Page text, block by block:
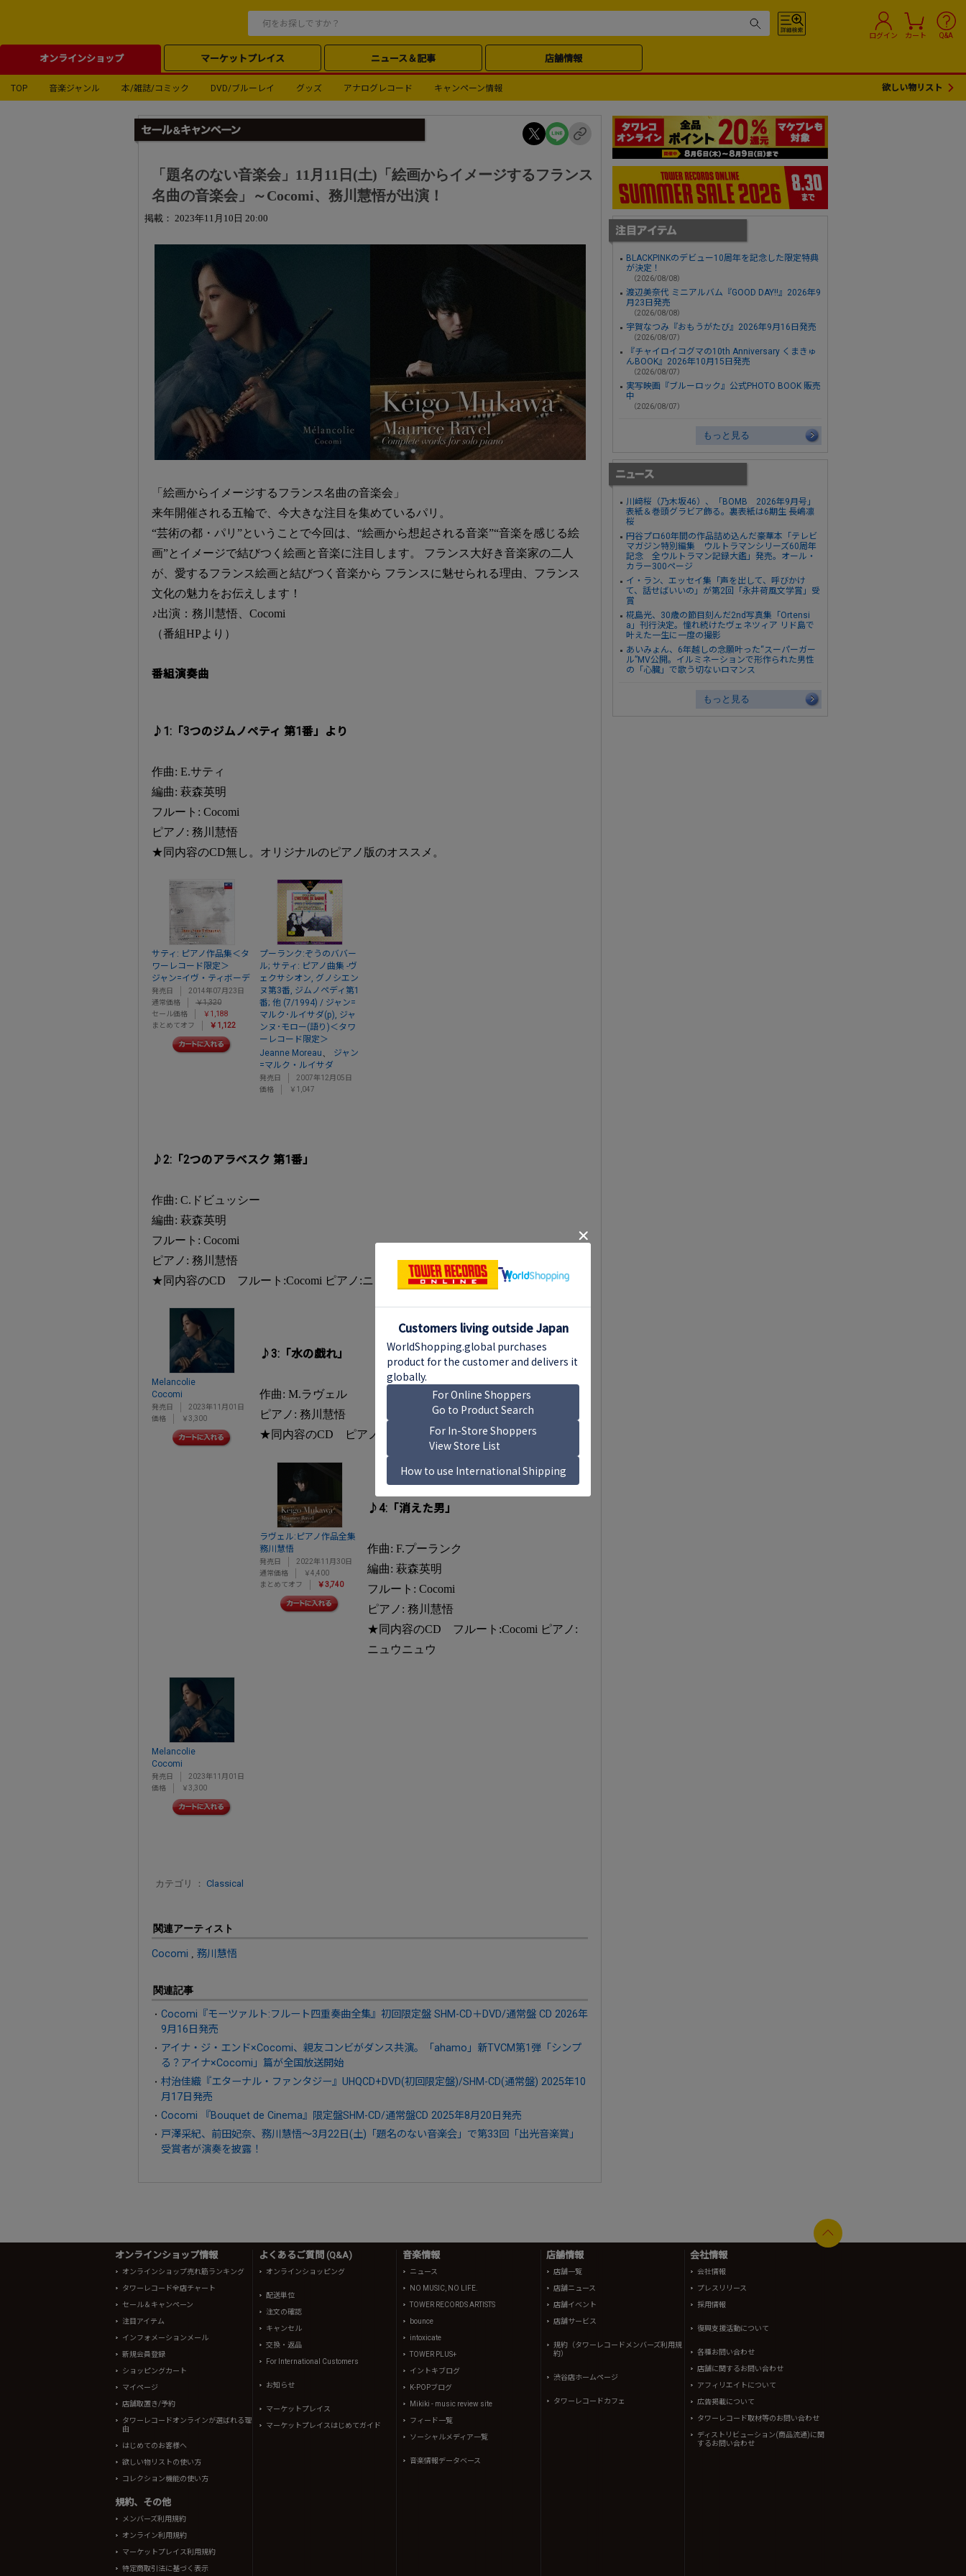
ログイン カート Q&A
オンラインショップ マーケットプレイス ニュース＆記事 店舗情報
TOP 音楽ジャンル 本/雑誌/コミック DVD/ブルーレイ グッズ アナログレコード キャンペーン情報 欲しい物リスト
「題名のない音楽会」11月11日(土)「絵画からイメージするフランス
名曲の音楽会」～Cocomi、務川慧悟が出演！
掲載： 2023年11月10日 20:00
「絵画からイメージするフランス名曲の音楽会」
来年開催される五輪で、今大きな注目を集めているパリ。
“芸術の都・パリ”ということで今回は、“絵画から想起される音楽”“音楽を感じる絵
画”とイメージで結びつく絵画と音楽に注目します。 フランス大好き音楽家の二人
が、愛するフランス絵画と結びつく音楽から フランスに魅せられる理由、フランス
文化の魅力をお伝えします！
♪出演：務川慧悟、Cocomi
（番組HPより）
番組演奏曲
♪1:「3つのジムノペティ 第1番」より
作曲: E.サティ
編曲: 萩森英明
フルート: Cocomi
ピアノ: 務川慧悟
★同内容のCD無し。オリジナルのピアノ版のオススメ。
サティ: ピアノ作品集＜タ
ワーレコード限定＞
ジャン=イヴ・ティボーデ
発売日
2014年07月23日
通常価格
￥1,320
セール価格
￥1,188
まとめてオフ
￥1,122
プーランク:ぞうのババー
ル; サティ: ピアノ曲集 -ヴ
ェクサシオン, グノシエン
ヌ第3番, ジムノペディ第1
番; 他 (7/1994) / ジャン=
マルク･ルイサダ(p), ジャ
ンヌ･モロー(語り)＜タワ
ーレコード限定＞
Jeanne Moreau、
ジャン
=マルク・ルイサダ
発売日
2007年12月05日
価格
￥1,047
♪2:「2つのアラベスク 第1番」
作曲: C.ドビュッシー
編曲: 萩森英明
フルート: Cocomi
ピアノ: 務川慧悟
★同内容のCD フルート:Cocomi ピアノ:ニュウニュウ
Melancolie
Cocomi
発売日
2023年11月01日
価格
￥3,300
♪3:「水の戯れ」
作曲: M.ラヴェル
ピアノ: 務川慧悟
★同内容のCD ピアノ:務川慧悟
ラヴェル:ピアノ作品全集
務川慧悟
発売日
2022年11月30日
通常価格
￥4,400
まとめてオフ
￥3,740
♪4:「消えた男」
作曲: F.プーランク
編曲: 萩森英明
フルート: Cocomi
ピアノ: 務川慧悟
★同内容のCD フルート:Cocomi ピアノ:
ニュウニュウ
Melancolie
Cocomi
発売日
2023年11月01日
価格
￥3,300
カテゴリ ： Classical
関連アーティスト
Cocomi 務川慧悟
関連記事
Cocomi『モーツァルト:フルート四重奏曲全集』初回限定盤 SHM-CD＋DVD/通常盤 CD 2026年
9月16日発売
アイナ・ジ・エンド×Cocomi、親友コンビがダンス共演。「ahamo」新TVCM第1弾「シンプ
る？アイナ×Cocomi」篇が全国放送開始
村治佳織『エターナル・ファンタジー』UHQCD+DVD(初回限定盤)/SHM-CD(通常盤) 2025年10
月17日発売
Cocomi 『Bouquet de Cinema』限定盤SHM-CD/通常盤CD 2025年8月20日発売
戸澤采紀、前田妃奈、務川慧悟～3月22日(土)「題名のない音楽会」で第33回「出光音楽賞」
受賞者が演奏を披露！
BLACKPINKのデビュー10周年を記念した限定特典
が決定！
（2026/08/08）
渡辺美奈代 ミニアルバム『GOOD DAY!!』2026年9
月23日発売
（2026/08/08）
宇賀なつみ『おもうがたび』2026年9月16日発売
（2026/08/07）
『チャイロイコグマの10th Anniversary くまきゅ
んBOOK』2026年10月15日発売
（2026/08/07）
実写映画『ブルーロック』公式PHOTO BOOK 販売
中
（2026/08/07）
もっと見る
川﨑桜（乃木坂46）、「BOMB 2026年9月号」
表紙＆巻頭グラビア飾る。裏表紙は6期生 長嶋凛
桜
円谷プロ60年間の作品詰め込んだ豪華本「テレビ
マガジン特別編集 ウルトラマンシリーズ60周年
記念 全ウルトラマン記録大鑑」発売。オール・
カラー300ページ
イ・ラン、エッセイ集「声を出して、呼びかけ
て、話せばいいの」が第2回「永井荷風文学賞」受
賞
椛島光、30歳の節目刻んだ2nd写真集「Ortensi
a」刊行決定。憧れ続けたヴェネツィア リド島で
叶えた一生に一度の撮影
あいみょん、6年越しの念願叶った“スーパーガー
ル”MV公開。イルミネーションで形作られた男性
の「心臓」で歌う切ないロマンス
もっと見る
オンラインショップ情報
オンラインショップ売れ筋ランキング
タワーレコード全店チャート
セール＆キャンペーン
注目アイテム
インフォメーションメール
新規会員登録
ショッピングカート
マイページ
店舗取置き/予約
タワーレコードオンラインが選ばれる理
由
はじめてのお客様へ
欲しい物リストの使い方
コレクション機能の使い方
規約、その他
メンバーズ利用規約
オンライン利用規約
マーケットプレイス利用規約
特定商取引法に基づく表示
よくあるご質問 (Q&A)
オンラインショッピング
配送単位
注文の確認
キャンセル
交換・返品
For International Customers
お知らせ
マーケットプレイス
マーケットプレイスはじめてガイド
音楽情報
ニュース
NO MUSIC, NO LIFE.
TOWER RECORDS ARTISTS
bounce
intoxicate
TOWER PLUS+
イントキブログ
K-POPブログ
Mikiki - music review site
フィード一覧
ソーシャルメディア一覧
音楽情報データベース
店舗情報
店舗一覧
店舗ニュース
店舗イベント
店舗サービス
規約（タワーレコードメンバーズ利用規
約）
渋谷店ホームページ
タワーレコードカフェ
会社情報
会社情報
プレスリリース
採用情報
復興支援活動について
各種お問い合わせ
店舗に関するお問い合わせ
アフィリエイトについて
広告掲載について
タワーレコード取材等のお問い合わせ
ディストリビューション(商品流通)に関
するお問い合わせ